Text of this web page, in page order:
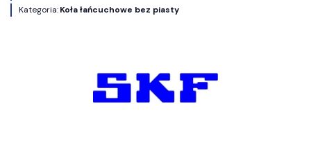
Kategoria:Koła łańcuchowe bez piasty